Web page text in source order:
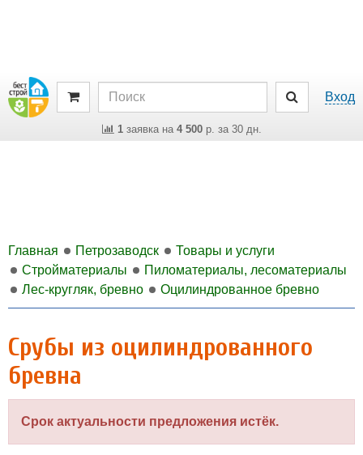
Вход
1заявка на 4 500р. за 30 дн.
Главная Петрозаводск
Товары и услуги
Стройматериалы
Пиломатериалы, лесоматериалы
Лес-кругляк, бревно
Оцилиндрованное бревно
Срубы из оцилиндрованного
бревна
Срок актуальности предложения истёк.